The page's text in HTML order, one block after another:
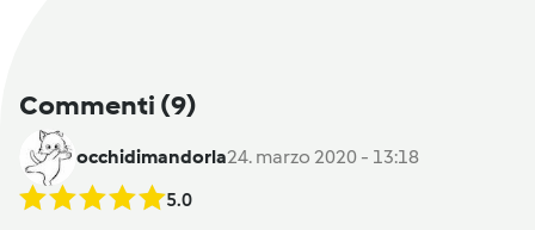
Commenti (9)
occhidimandorla24. marzo 2020 - 13:18
5.0